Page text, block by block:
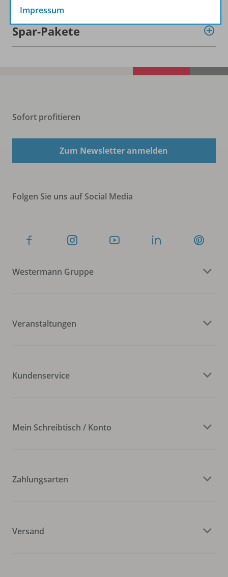
Spar-Pakete
Sofort profitieren
Zum Newsletter anmelden
Folgen Sie uns auf Social Media
Westermann Gruppe
Veranstaltungen
Kundenservice
Mein Schreibtisch / Konto
Zahlungsarten
Versand
Impressum